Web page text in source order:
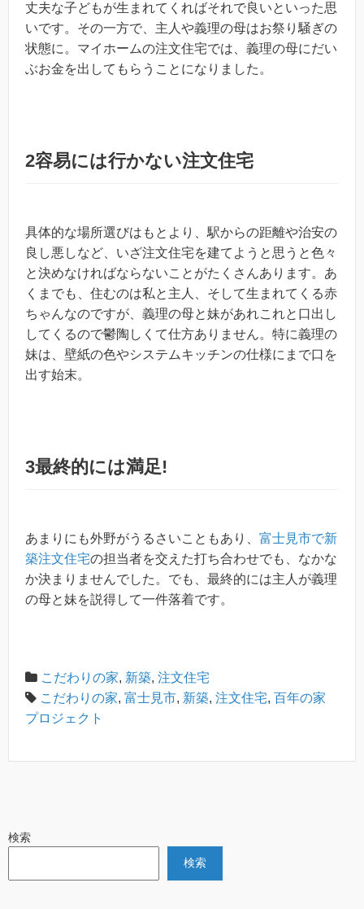
丈夫な子どもが生まれてくればそれで良いといった思
いです。その一方で、主人や義理の母はお祭り騒ぎの
状態に。マイホームの注文住宅では、義理の母にだい
ぶお金を出してもらうことになりました。
2容易には行かない注文住宅
具体的な場所選びはもとより、駅からの距離や治安の
良し悪しなど、いざ注文住宅を建てようと思うと色々
と決めなければならないことがたくさんあります。あ
くまでも、住むのは私と主人、そして生まれてくる赤
ちゃんなのですが、義理の母と妹があれこれと口出し
してくるので鬱陶しくて仕方ありません。特に義理の
妹は、壁紙の色やシステムキッチンの仕様にまで口を
出す始末。
3最終的には満足!
あまりにも外野がうるさいこともあり、 富士見市で新
築注文住宅の担当者を交えた打ち合わせでも、なかな
か決まりませんでした。でも、最終的には主人が義理
の母と妹を説得して一件落着です。
こだわりの家, 新築, 注文住宅
こだわりの家, 富士見市, 新築, 注文住宅, 百年の家
プロジェクト
検索
検索